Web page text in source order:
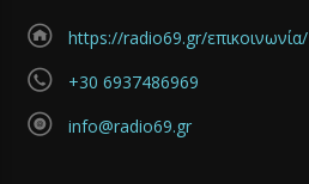
https://radio69.gr/επικοινωνία/
+30 6937486969
info@radio69.gr